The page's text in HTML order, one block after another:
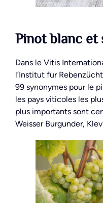
Pinot blanc et
Dans le Vitis
l’Institut für
99 synonymes pour le
les pays viticoles les
plus importants sont
Weisser Burgunder,